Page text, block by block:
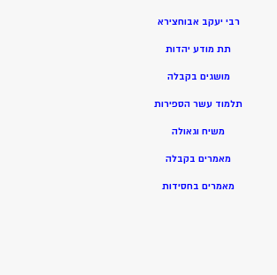
רבי יעקב אבוחצירא
תת מודע יהדות
מושגים בקבלה
תלמוד עשר הספירות
משיח וגאולה
מאמרים בקבלה
מאמרים בחסידות